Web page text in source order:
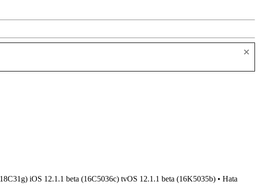
iOS 12.1.1 beta (16C5036c) tvOS 12.1.1 beta (16K5035b) • Hata